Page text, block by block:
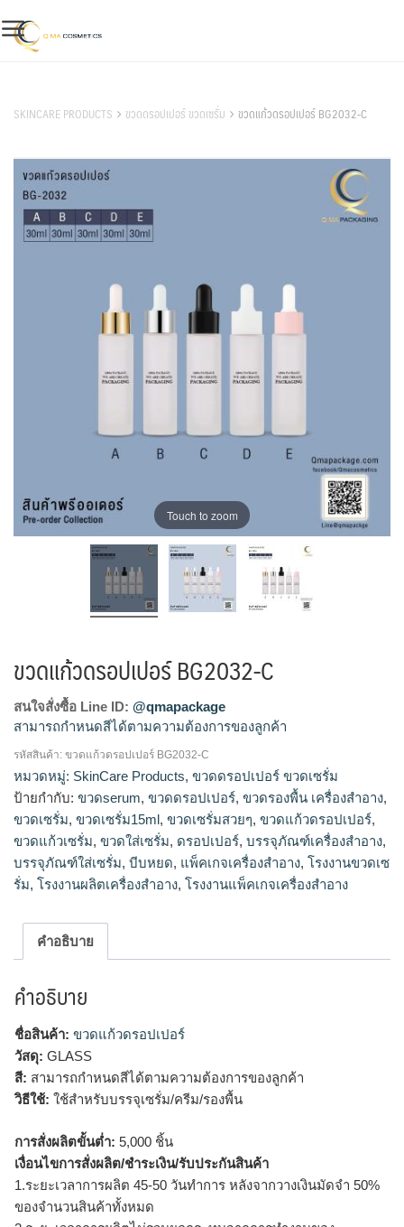
to
content
SKINCARE PRODUCTS ขวดดรอปเปอร์ ขวดเซรั่ม ขวดแก้วดรอปเปอร์ BG2032-C
Touch to zoom
ขวดแก้วดรอปเปอร์ BG2032-C
สนใจสั่งซื้อ Line ID: @qmapackage
สามารถกำหนดสีได้ตามความต้องการของลูกค้า
ขวดแก้วดรอปเปอร์, ขวดแก้วเซรั่ม, ดรอปเปอร์, บรรจุภัณฑ์ใส่เซ
รั่ม, ขวดแก้วเซรั่ม, ขวดเซรั่ม, ขวดใส่เซรั่ม, ขวดดรอปเปอร์, ขวด
เซรั่ม, บีบหยด, ขวดเซรั่มสวยๆ, ขวดserum, โรงงานขวดเซรั่ม,
ขวดเซรั่ม15ml, ขวดรองพื้น เครื่องสำอาง, บรรจุภัณฑ์เครื่อง
สำอาง, แพ็คเกจเครื่องสำอาง, โรงงานแพ็คเกจเครื่องสำอาง,
โรงงานผลิตเครื่องสำอาง
รหัสสินค้า: ขวดแก้วดรอปเปอร์ BG2032-C
หมวดหมู่: SkinCare Products, ขวดดรอปเปอร์ ขวดเซรั่ม
ป้ายกำกับ: ขวดserum, ขวดดรอปเปอร์, ขวดรองพื้น เครื่องสำอาง,
ขวดเซรั่ม, ขวดเซรั่ม15ml, ขวดเซรั่มสวยๆ, ขวดแก้วดรอปเปอร์,
ขวดแก้วเซรั่ม, ขวดใส่เซรั่ม, ดรอปเปอร์, บรรจุภัณฑ์เครื่องสำอาง,
บรรจุภัณฑ์ใส่เซรั่ม, บีบหยด, แพ็คเกจเครื่องสำอาง, โรงงานขวดเซ
รั่ม, โรงงานผลิตเครื่องสำอาง, โรงงานแพ็คเกจเครื่องสำอาง
คำอธิบาย
คำอธิบาย
ชื่อสินค้า: ขวดแก้วดรอปเปอร์
วัสดุ: GLASS
สี: สามารถกำหนดสีได้ตามความต้องการของลูกค้า
วิธีใช้: ใช้สำหรับบรรจุเซรั่ม/ครีม/รองพื้น
การสั่งผลิตขั้นต่ำ: 5,000 ชิ้น
เงื่อนไขการสั่งผลิต/ชำระเงิน/รับประกันสินค้า
1.ระยะเวลาการผลิต 45-50 วันทำการ หลังจากวางเงินมัดจำ 50%
ของจำนวนสินค้าทั้งหมด